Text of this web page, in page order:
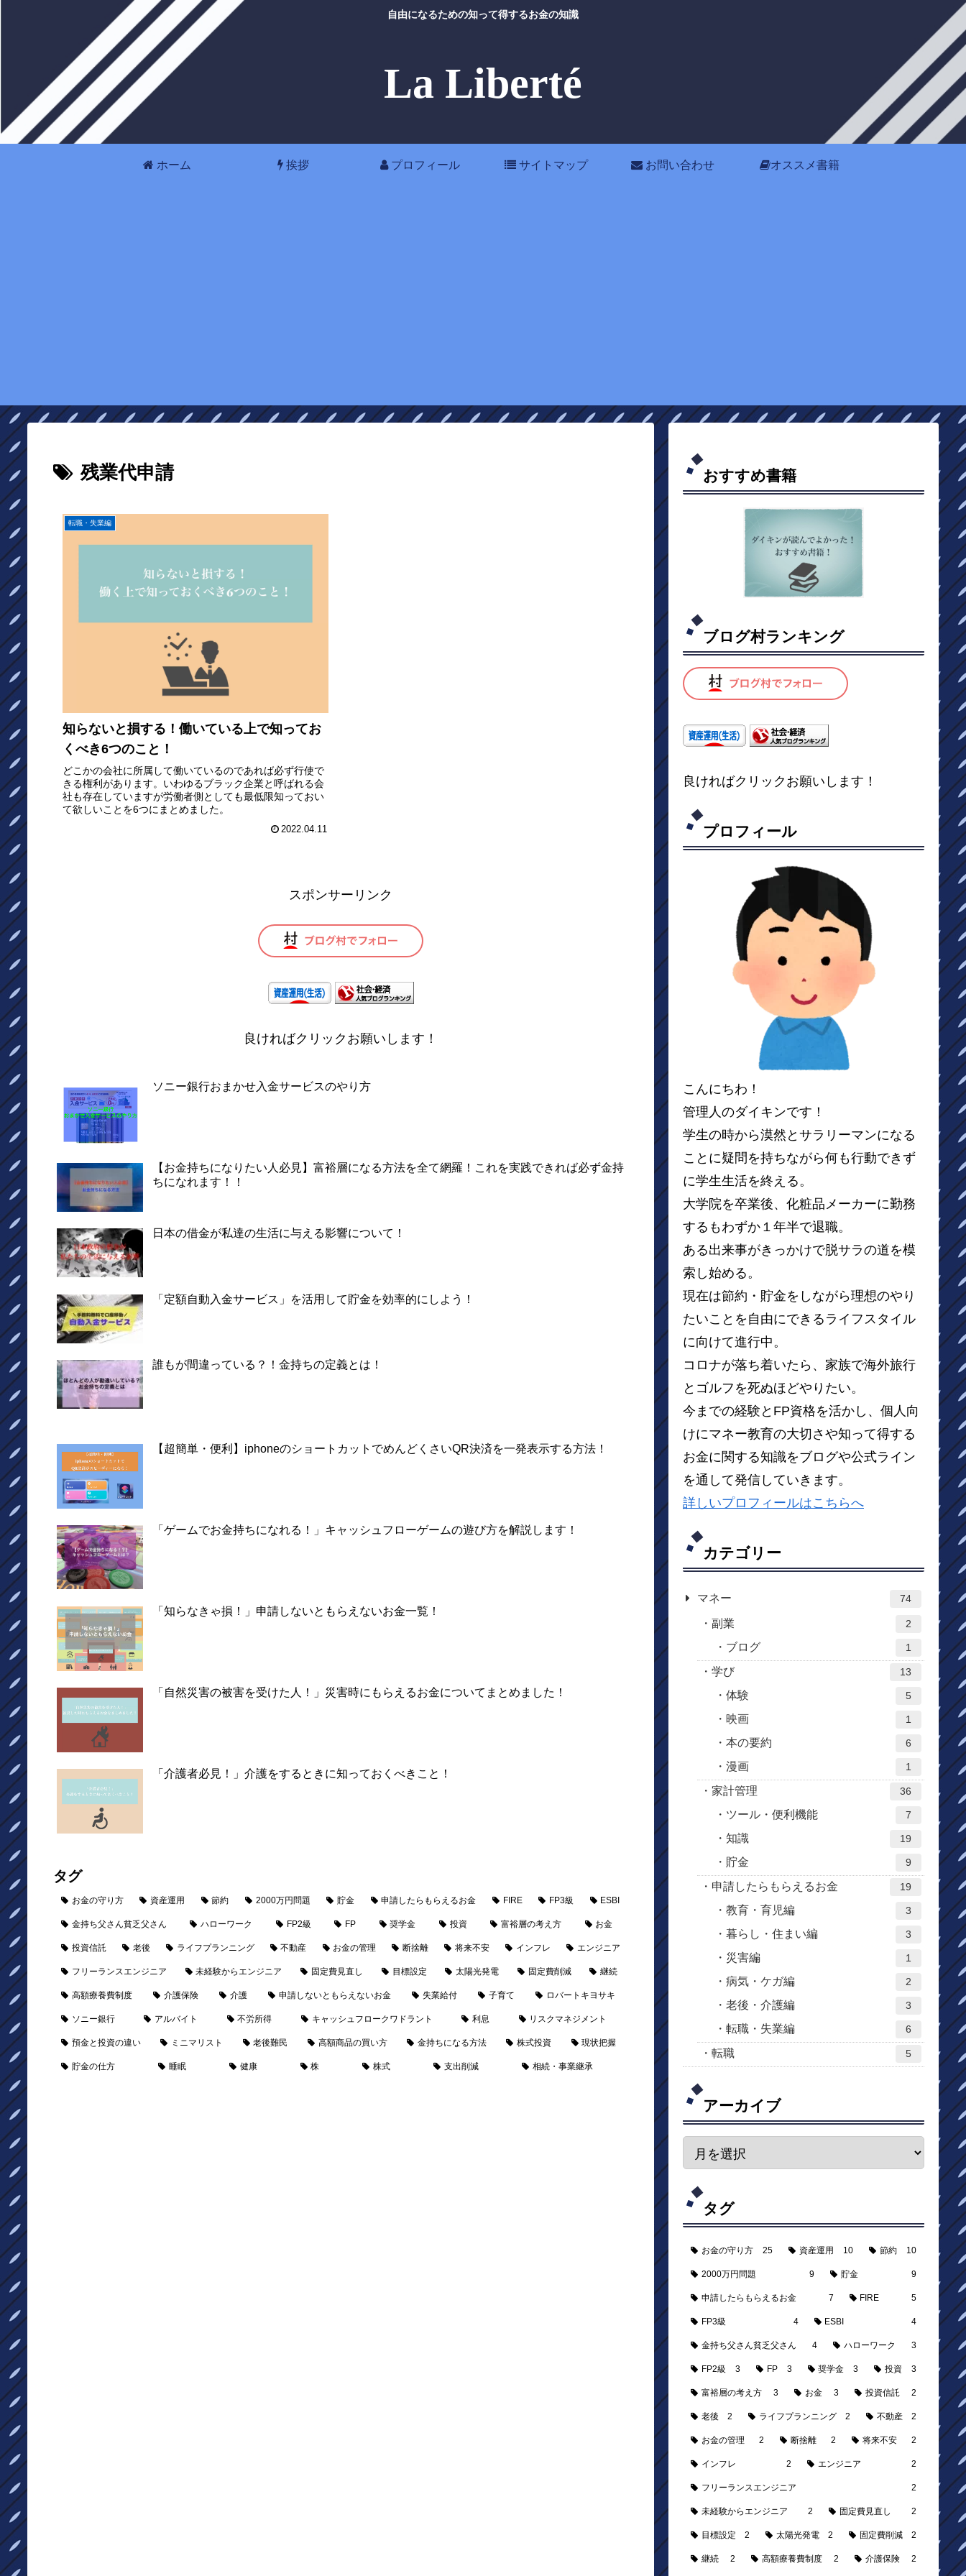
自由になるための知って得するお金の知識
La Liberté
ホーム 挨拶 プロフィール サイトマップ お問い合わせ オススメ書籍
残業代申請
転職・失業編
知らないと損する！働いている上で知ってお
くべき6つのこと！
どこかの会社に所属して働いているのであれば必ず行使で
きる権利があります。いわゆるブラック企業と呼ばれる会
社も存在していますが労働者側としても最低限知っておい
て欲しいことを6つにまとめました。
2022.04.11
スポンサーリンク
良ければクリックお願いします！
ソニー銀行おまかせ入金サービスのやり方
【お金持ちになりたい人必見】富裕層になる方法を全て網羅！これを実践できれば必ず金持
ちになれます！！
日本の借金が私達の生活に与える影響について！
「定額自動入金サービス」を活用して貯金を効率的にしよう！
誰もが間違っている？！金持ちの定義とは！
【超簡単・便利】iphoneのショートカットでめんどくさいQR決済を一発表示する方法！
「ゲームでお金持ちになれる！」キャッシュフローゲームの遊び方を解説します！
「知らなきゃ損！」申請しないともらえないお金一覧！
「自然災害の被害を受けた人！」災害時にもらえるお金についてまとめました！
「介護者必見！」介護をするときに知っておくべきこと！
タグ
お金の守り方 資産運用 節約 2000万円問題 貯金 申請したらもらえるお金 FIRE FP3級 ESBI
金持ち父さん貧乏父さん ハローワーク FP2級 FP 奨学金 投資 富裕層の考え方 お金
投資信託 老後 ライフプランニング 不動産 お金の管理 断捨離 将来不安 インフレ エンジニア
フリーランスエンジニア 未経験からエンジニア 固定費見直し 目標設定 太陽光発電 固定費削減 継続
高額療養費制度 介護保険 介護 申請しないともらえないお金 失業給付 子育て ロバートキヨサキ
ソニー銀行 アルバイト 不労所得 キャッシュフロークワドラント 利息 リスクマネジメント
預金と投資の違い ミニマリスト 老後難民 高額商品の買い方 金持ちになる方法 株式投資 現状把握
貯金の仕方 睡眠 健康 株 株式 支出削減 相続・事業継承
おすすめ書籍
ブログ村ランキング
良ければクリックお願いします！
プロフィール
こんにちわ！
管理人のダイキンです！
学生の時から漠然とサラリーマンになる
ことに疑問を持ちながら何も行動できず
に学生生活を終える。
大学院を卒業後、化粧品メーカーに勤務
するもわずか１年半で退職。
ある出来事がきっかけで脱サラの道を模
索し始める。
現在は節約・貯金をしながら理想のやり
たいことを自由にできるライフスタイル
に向けて進行中。
コロナが落ち着いたら、家族で海外旅行
とゴルフを死ぬほどやりたい。
今までの経験とFP資格を活かし、個人向
けにマネー教育の大切さや知って得する
お金に関する知識をブログや公式ライン
を通して発信していきます。
詳しいプロフィールはこちらへ
カテゴリー
マネー 74
副業 2
ブログ 1
学び 13
体験 5
映画 1
本の要約 6
漫画 1
家計管理 36
ツール・便利機能 7
知識 19
貯金 9
申請したらもらえるお金 19
教育・育児編 3
暮らし・住まい編 3
災害編 1
病気・ケガ編 2
老後・介護編 3
転職・失業編 6
転職 5
アーカイブ
タグ
お金の守り方 25 資産運用 10 節約 10
2000万円問題 9 貯金 9
申請したらもらえるお金 7 FIRE 5
FP3級 4 ESBI 4
金持ち父さん貧乏父さん 4 ハローワーク 3
FP2級 3 FP 3 奨学金 3 投資 3
富裕層の考え方 3 お金 3 投資信託 2
老後 2 ライフプランニング 2 不動産 2
お金の管理 2 断捨離 2 将来不安 2
インフレ 2 エンジニア 2
フリーランスエンジニア 2
未経験からエンジニア 2 固定費見直し 2
目標設定 2 太陽光発電 2 固定費削減 2
継続 2 高額療養費制度 2 介護保険 2